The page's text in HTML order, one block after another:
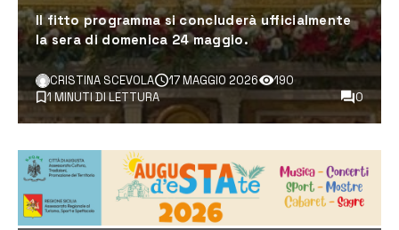
​Il fitto programma si concluderà ufficialmente
la sera di domenica 24 maggio.
CRISTINA SCEVOLA 17 MAGGIO 2026
190
1 MINUTI DI LETTURA
0